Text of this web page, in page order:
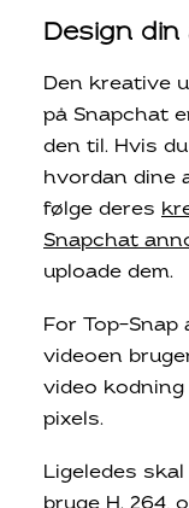
Design
Den kreative
på Snapchat
den til. Hvis
hvordan dine
følge deres
Snapchat
uploade dem.
For Top-
videoen
video kodning
pixels.
Ligeledes